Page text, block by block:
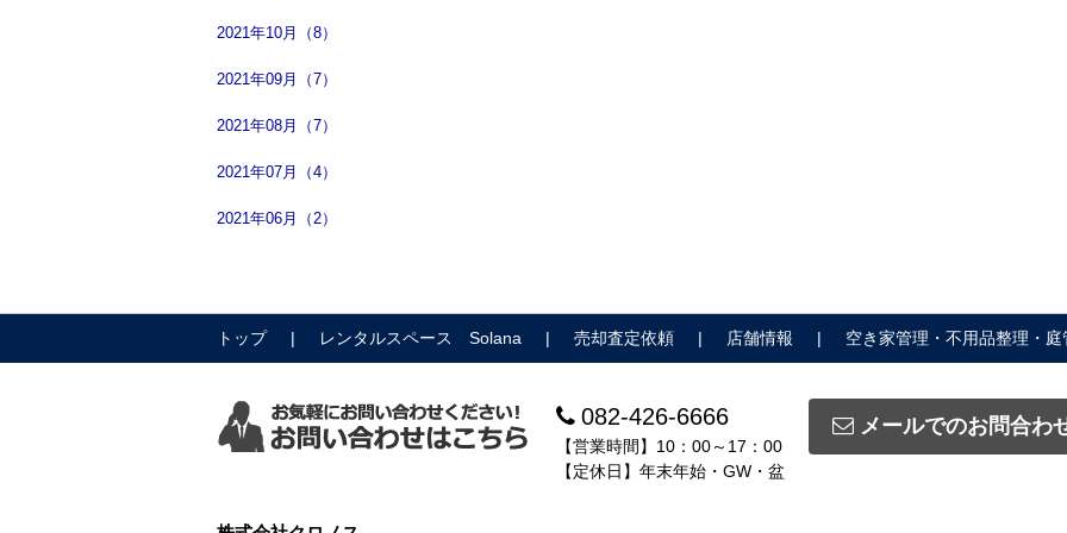
2021年10月（8）
2021年09月（7）
2021年08月（7）
2021年07月（4）
2021年06月（2）
トップ レンタルスペース Solana 売却査定依頼 店舗情報 空き家管理・不用品整理・庭
082-426-6666
【営業時間】10：00～17：00
【定休日】年末年始・GW・盆
メールでのお問合わ